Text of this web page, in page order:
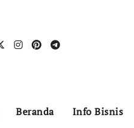
Beranda Info Bisnis